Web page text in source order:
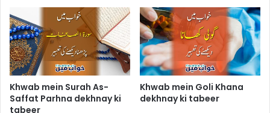
Khwab mein Surah As-
Saffat Parhna dekhnay ki
tabeer
Khwab mein Goli Khana
dekhnay ki tabeer